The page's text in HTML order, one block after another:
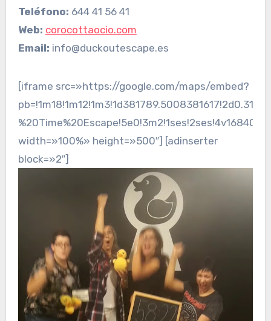
Teléfono: 644 41 56 41
Web: corocottaocio.com
Email: info@duckoutescape.es
[iframe src=»https://google.com/maps/embed?
width=»100%» height=»500″] [adinserter
block=»2″]